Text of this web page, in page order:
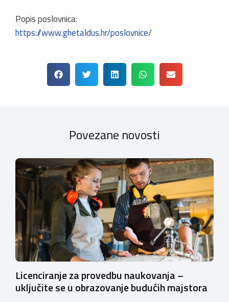
Popis poslovnica:
https://www.ghetaldus.hr/poslovnice/
Povezane novosti
Licenciranje za provedbu naukovanja –
uključite se u obrazovanje budućih majstora